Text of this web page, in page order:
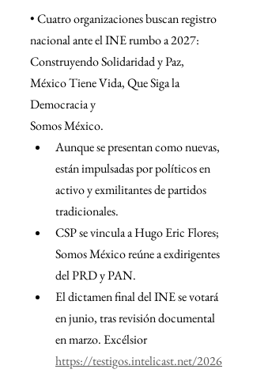
• Cuatro organizaciones buscan registro
nacional ante el INE rumbo a 2027:
Construyendo Solidaridad y Paz,
México Tiene Vida, Que Siga la
Democracia y
Somos México.
﻿﻿Aunque se presentan como nuevas,
están impulsadas por políticos en
activo y exmilitantes de partidos
tradicionales.
﻿﻿CSP se vincula a Hugo Eric Flores;
Somos México reúne a exdirigentes
del PRD y PAN.
﻿﻿El dictamen final del INE se votará
en junio, tras revisión documental
en marzo. Excélsior
https://testigos.intelicast.net/2026